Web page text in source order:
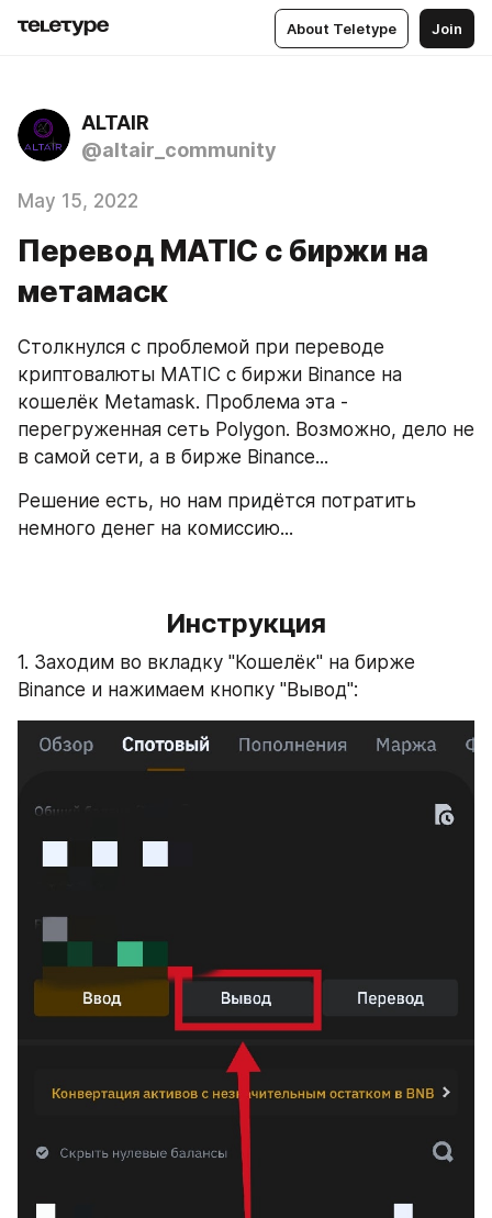
About Teletype Join
ALTAIR
@altair_community
May 15, 2022
Перевод MATIC с биржи на
метамаск
Столкнулся с проблемой при переводе
криптовалюты MATIC с биржи Binance на
кошелёк Metamask. Проблема эта -
перегруженная сеть Polygon. Возможно, дело не
в самой сети, а в бирже Binance...
Решение есть, но нам придётся потратить
немного денег на комиссию...
Инструкция
1. Заходим во вкладку "Кошелёк" на бирже
Binance и нажимаем кнопку "Вывод":